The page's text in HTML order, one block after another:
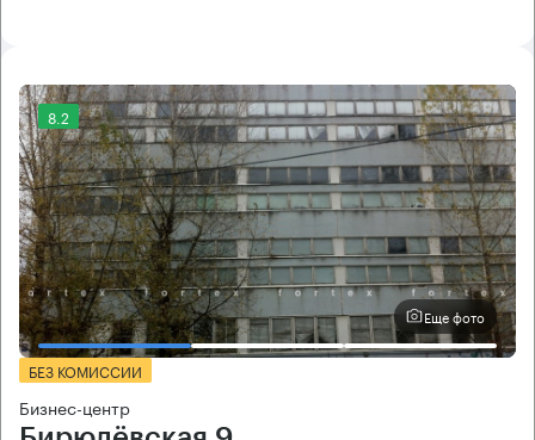
8.2
Еще фото
БЕЗ КОМИССИИ
Бизнес-центр